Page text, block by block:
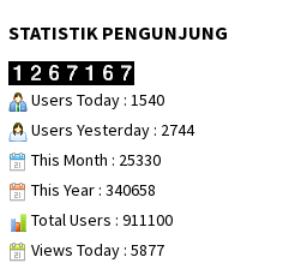
STATISTIK PENGUNJUNG
Users Today : 1540
Users Yesterday : 2744
This Month : 25330
This Year : 340658
Total Users : 911100
Views Today : 5877